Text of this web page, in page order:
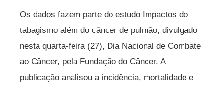
Os dados fazem parte do estudo Impactos do
tabagismo além do câncer de pulmão, divulgado
nesta quarta-feira (27), Dia Nacional de Combate
ao Câncer, pela Fundação do Câncer. A
publicação analisou a incidência, mortalidade e